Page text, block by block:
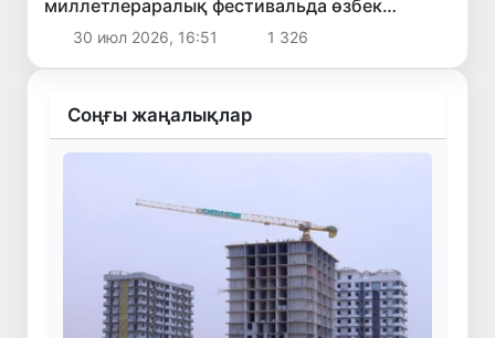
миллетлераралық фестивальда өзбек
мәденияты көрсетилмекте
30 июл 2026, 16:51 1 326
Соңғы жаңалықлар